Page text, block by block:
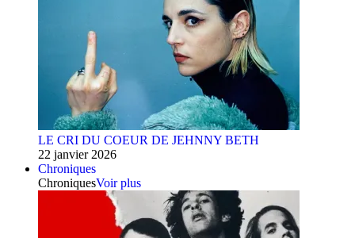
LE CRI DU COEUR DE JEHNNY BETH
22 janvier 2026
Chroniques
ChroniquesVoir plus